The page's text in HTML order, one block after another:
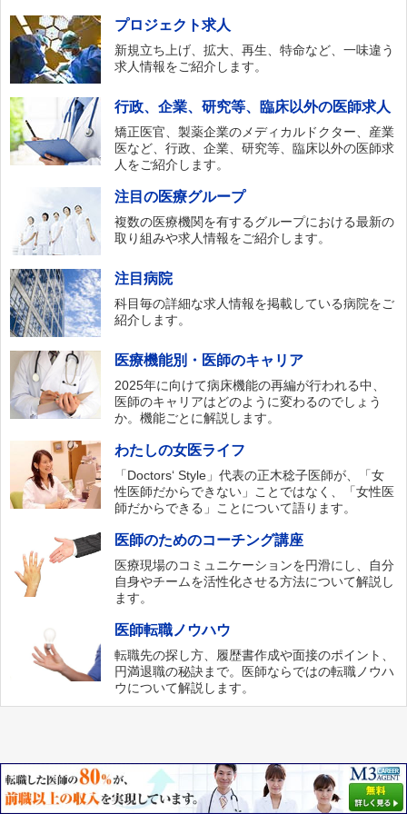
プロジェクト求人
新規立ち上げ、拡大、再生、特命など、一味違う
求人情報をご紹介します。
行政、企業、研究等、臨床以外の医師求人
矯正医官、製薬企業のメディカルドクター、産業
医など、行政、企業、研究等、臨床以外の医師求
人をご紹介します。
注目の医療グループ
複数の医療機関を有するグループにおける最新の
取り組みや求人情報をご紹介します。
注目病院
科目毎の詳細な求人情報を掲載している病院をご
紹介します。
医療機能別・医師のキャリア
2025年に向けて病床機能の再編が行われる中、
医師のキャリアはどのように変わるのでしょう
か。機能ごとに解説します。
わたしの女医ライフ
「Doctors‘ Style」代表の正木稔子医師が、「女
性医師だからできない」ことではなく、「女性医
師だからできる」ことについて語ります。
医師のためのコーチング講座
医療現場のコミュニケーションを円滑にし、自分
自身やチームを活性化させる方法について解説し
ます。
医師転職ノウハウ
転職先の探し方、履歴書作成や面接のポイント、
円満退職の秘訣まで。医師ならではの転職ノウハ
ウについて解説します。